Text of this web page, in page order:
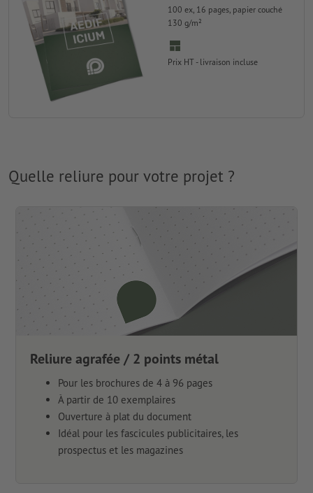
100 ex, 16 pages, papier couché
130 g/m²
Prix HT - livraison incluse
Quelle reliure pour votre projet ?
Reliure agrafée / 2 points métal
Pour les brochures de 4 à 96 pages
À partir de 10 exemplaires
Ouverture à plat du document
Idéal pour les fascicules publicitaires, les
prospectus et les magazines